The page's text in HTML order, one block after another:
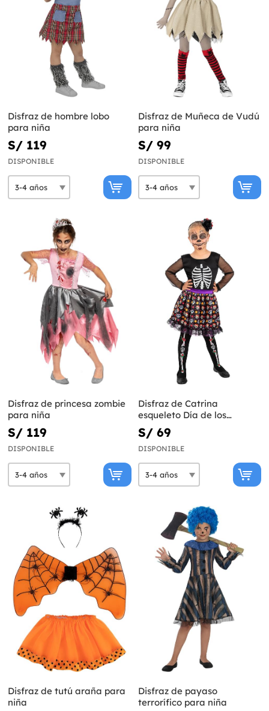
Disfraz de hombre lobo
para niña
S/ 119
DISPONIBLE
Disfraz de Muñeca de Vudú
para niña
S/ 99
DISPONIBLE
Disfraz de princesa zombie
para niña
S/ 119
DISPONIBLE
Disfraz de Catrina
esqueleto Día de los
Muertos para niña
S/ 69
DISPONIBLE
Disfraz de tutú araña para
niña
Disfraz de payaso
terrorífico para niña